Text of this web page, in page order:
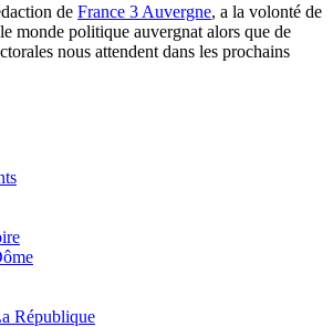
de France 3 Auvergne, a la volonté de
monde politique auvergnat alors que de
nous attendent dans les prochains
République